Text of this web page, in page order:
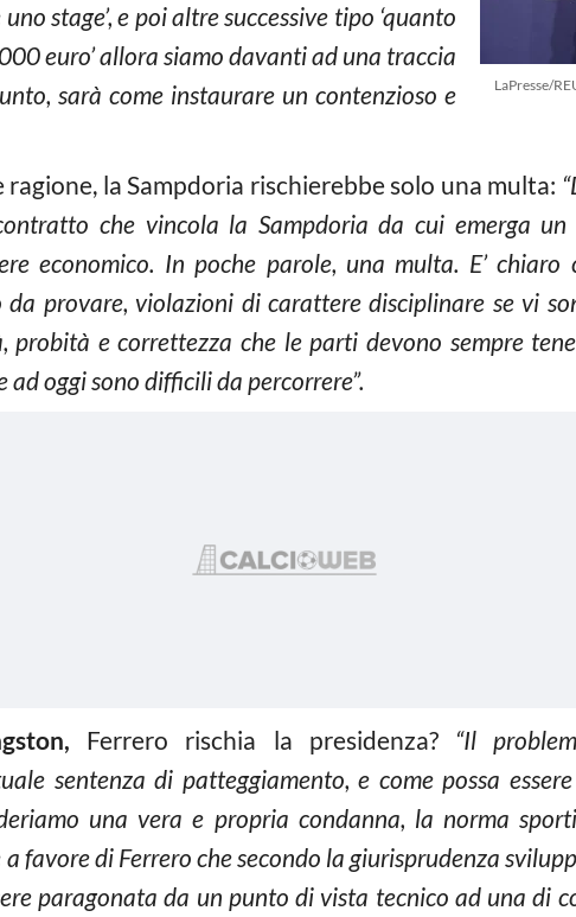
LaPresse/
stage’, e poi altre successive tipo ‘quanto
euro’ allora siamo davanti ad una traccia
sarà come instaurare un contenzioso e
ragione, la Sampdoria rischierebbe solo una multa:
che vincola la Sampdoria da cui emerga
economico. In poche parole, una multa. E’ chiaro
provare, violazioni di carattere disciplinare se vi
e correttezza che le parti devono sempre
oggi sono difficili da percorrere”.
Ferrero rischia la presidenza? “Il
sentenza di patteggiamento, e come possa
una vera e propria condanna, la norma
a favore di Ferrero che secondo la giurisprudenza
paragonata da un punto di vista tecnico ad una di